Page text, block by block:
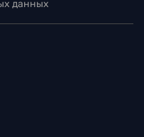
данных